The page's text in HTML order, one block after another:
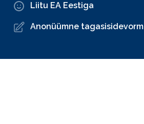
Liitu EA Eestiga
Anonüümne tagasisidevorm